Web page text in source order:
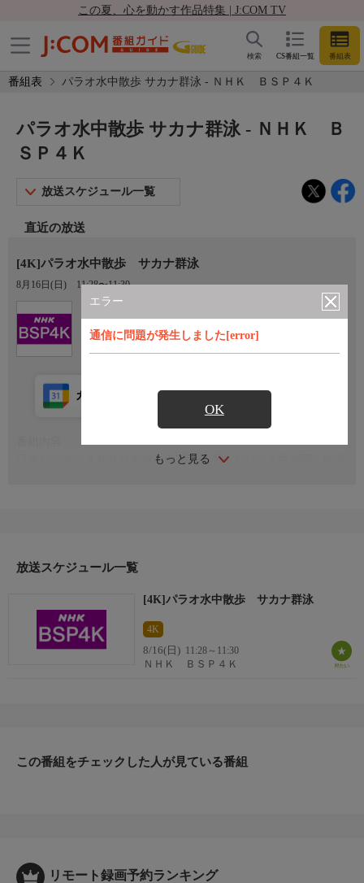
この夏、心を動かす作品特集 | J:COM TV
CS番組一覧 番組表
検索
番組表 パラオ水中散歩 サカナ群泳 - ＮＨＫ ＢＳＰ４Ｋ
エラー
通信に問題が発生しました[error]
OK
パラオ水中散歩 サカナ群泳 - ＮＨＫ Ｂ
ＳＰ４Ｋ
放送スケジュール一覧
直近の放送
[4K]パラオ水中散歩 サカナ群泳
8月16日(日) 11:28〜11:30
もっと見る
カレンダー登録 アプリ視聴
日本から南へ３０００キロ、太平洋に浮かぶパラオ共和国。南北
放送スケジュール一覧
[4K]パラオ水中散歩 サカナ群泳
4K
8/16(日) 11:28～11:30
ＮＨＫ ＢＳＰ４Ｋ
この番組をチェックした人が見ている番組
リモート録画予約ランキング